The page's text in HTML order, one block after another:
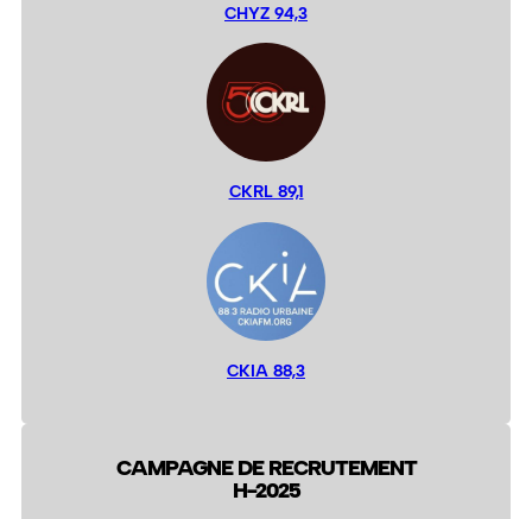
CHYZ 94,3
CKRL 89,1
CKIA 88,3
CAMPAGNE DE RECRUTEMENT
H-2025